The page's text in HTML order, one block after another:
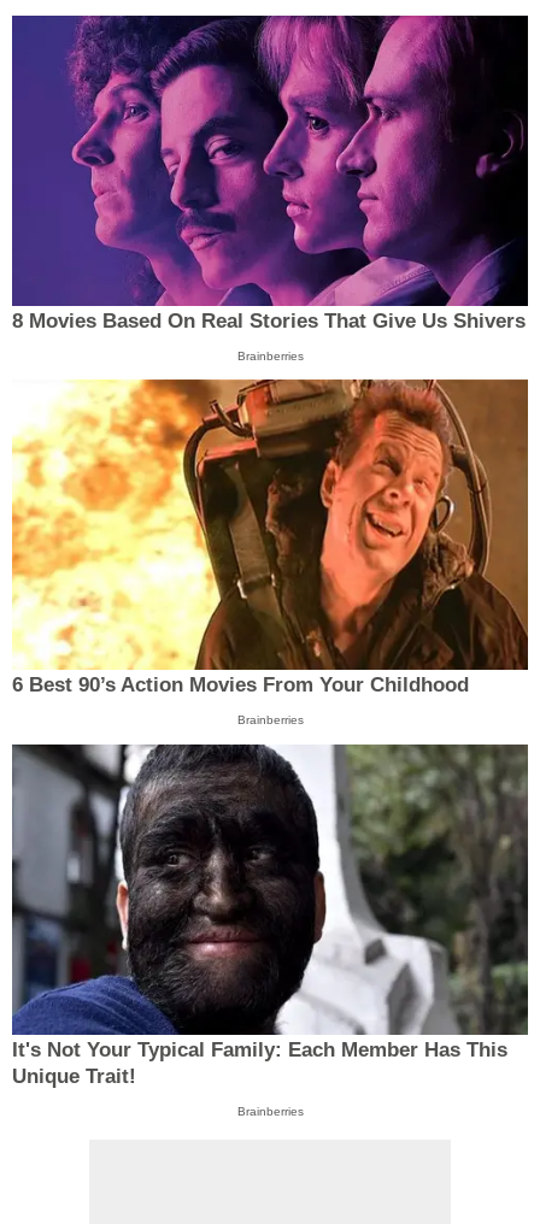
8 Movies Based On Real Stories That Give Us Shivers
Brainberries
6 Best 90’s Action Movies From Your Childhood
Brainberries
It's Not Your Typical Family: Each Member Has This
Unique Trait!
Brainberries